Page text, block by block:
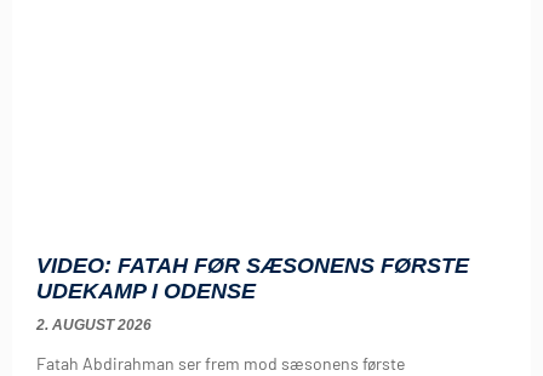
VIDEO: FATAH FØR SÆSONENS FØRSTE
UDEKAMP I ODENSE
2. AUGUST 2026
Fatah Abdirahman ser frem mod sæsonens første